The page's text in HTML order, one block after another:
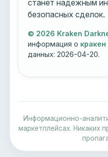
станет надежным
безопасных сделок.
© 2026 Kraken
информация о кракен
данных:2026-04-20.
Информационно-
маркетплейсах. Никаких